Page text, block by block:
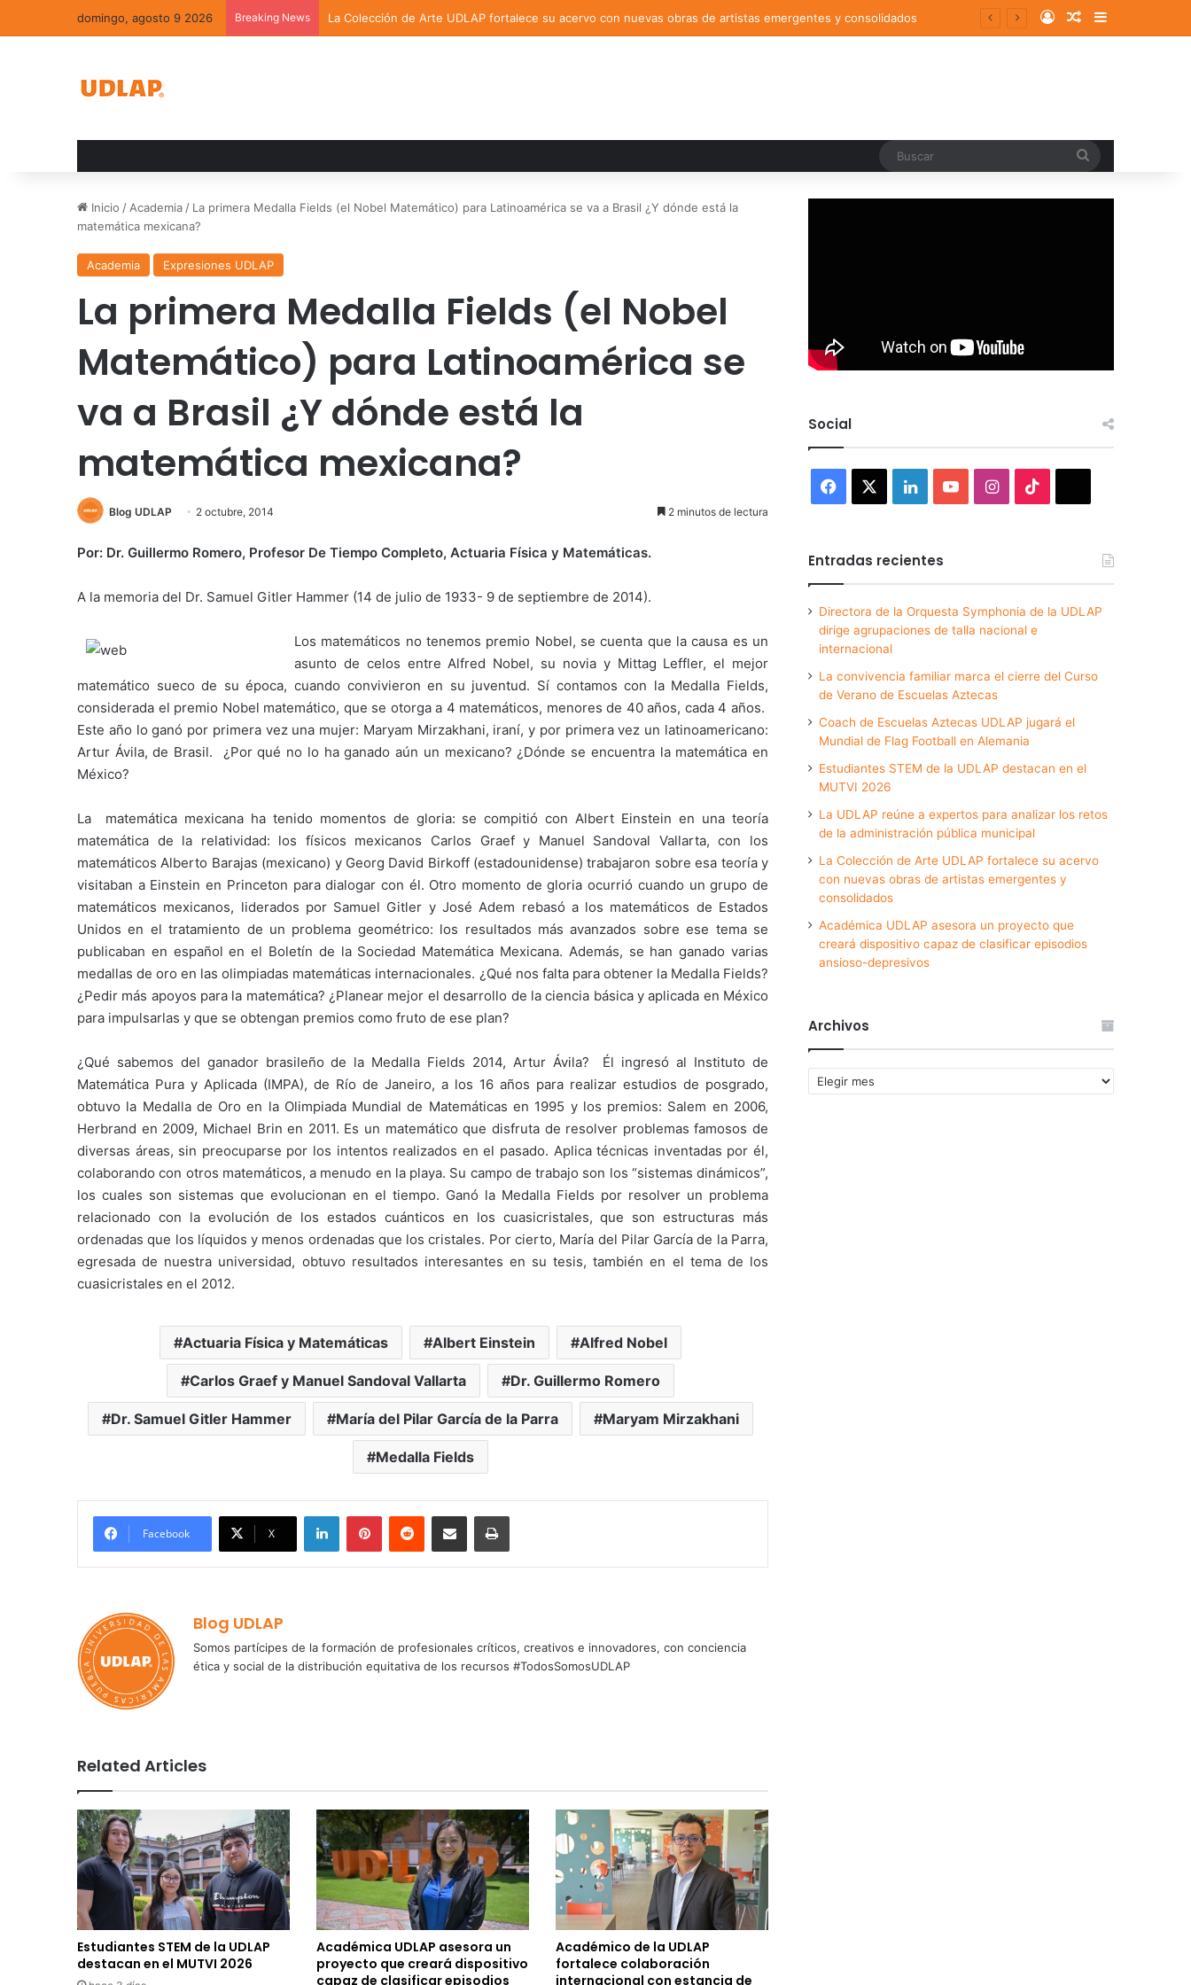
domingo, agosto 9 2026 Breaking News La Colección de Arte UDLAP fortalece su acervo con nuevas obras de artistas emergentes y consolidados Log InRandom Article
Sidebar
Inicio / Academia / La primera Medalla Fields (el Nobel Matemático) para Latinoamérica se va a Brasil ¿Y dónde está la
matemática mexicana?
Academia Expresiones UDLAP
La primera Medalla Fields (el Nobel
Matemático) para Latinoamérica se
va a Brasil ¿Y dónde está la
matemática mexicana?
Blog UDLAP 2 octubre, 2014 2 minutos de lectura
Por: Dr. Guillermo Romero, Profesor De Tiempo Completo, Actuaria Física y Matemáticas.
A la memoria del Dr. Samuel Gitler Hammer (14 de julio de 1933- 9 de septiembre de 2014).
Los matemáticos no tenemos premio Nobel, se cuenta que la causa es un
asunto de celos entre Alfred Nobel, su novia y Mittag Leffler, el mejor
matemático sueco de su época, cuando convivieron en su juventud. Sí contamos con la Medalla Fields,
considerada el premio Nobel matemático, que se otorga a 4 matemáticos, menores de 40 años, cada 4 años.
Este año lo ganó por primera vez una mujer: Maryam Mirzakhani, iraní, y por primera vez un latinoamericano:
Artur Ávila, de Brasil. ¿Por qué no lo ha ganado aún un mexicano? ¿Dónde se encuentra la matemática en
México?
La matemática mexicana ha tenido momentos de gloria: se compitió con Albert Einstein en una teoría
matemática de la relatividad: los físicos mexicanos Carlos Graef y Manuel Sandoval Vallarta, con los
matemáticos Alberto Barajas (mexicano) y Georg David Birkoff (estadounidense) trabajaron sobre esa teoría y
visitaban a Einstein en Princeton para dialogar con él. Otro momento de gloria ocurrió cuando un grupo de
matemáticos mexicanos, liderados por Samuel Gitler y José Adem rebasó a los matemáticos de Estados
Unidos en el tratamiento de un problema geométrico: los resultados más avanzados sobre ese tema se
publicaban en español en el Boletín de la Sociedad Matemática Mexicana. Además, se han ganado varias
medallas de oro en las olimpiadas matemáticas internacionales. ¿Qué nos falta para obtener la Medalla Fields?
¿Pedir más apoyos para la matemática? ¿Planear mejor el desarrollo de la ciencia básica y aplicada en México
para impulsarlas y que se obtengan premios como fruto de ese plan?
¿Qué sabemos del ganador brasileño de la Medalla Fields 2014, Artur Ávila? Él ingresó al Instituto de
Matemática Pura y Aplicada (IMPA), de Río de Janeiro, a los 16 años para realizar estudios de posgrado,
obtuvo la Medalla de Oro en la Olimpiada Mundial de Matemáticas en 1995 y los premios: Salem en 2006,
Herbrand en 2009, Michael Brin en 2011. Es un matemático que disfruta de resolver problemas famosos de
diversas áreas, sin preocuparse por los intentos realizados en el pasado. Aplica técnicas inventadas por él,
colaborando con otros matemáticos, a menudo en la playa. Su campo de trabajo son los “sistemas dinámicos”,
los cuales son sistemas que evolucionan en el tiempo. Ganó la Medalla Fields por resolver un problema
relacionado con la evolución de los estados cuánticos en los cuasicristales, que son estructuras más
ordenadas que los líquidos y menos ordenadas que los cristales. Por cierto, María del Pilar García de la Parra,
egresada de nuestra universidad, obtuvo resultados interesantes en su tesis, también en el tema de los
cuasicristales en el 2012.
Actuaria Física y Matemáticas Albert Einstein Alfred Nobel
Carlos Graef y Manuel Sandoval Vallarta Dr. Guillermo Romero
Dr. Samuel Gitler Hammer María del Pilar García de la Parra Maryam Mirzakhani
Medalla Fields
Facebook X
LinkedInPinterestReddit Share via Email Print
Blog UDLAP
Somos partícipes de la formación de profesionales críticos, creativos e innovadores, con conciencia
ética y social de la distribución equitativa de los recursos #TodosSomosUDLAP
Related Articles
Estudiantes STEM de la UDLAP
destacan en el MUTVI 2026
Académica UDLAP asesora un
proyecto que creará dispositivo
capaz de clasificar episodios
Académico de la UDLAP
fortalece colaboración
internacional con estancia de
Social
Facebook LinkedInYouTubeInstagram
Entradas recientes
Directora de la Orquesta Symphonia de la UDLAP
dirige agrupaciones de talla nacional e
internacional
La convivencia familiar marca el cierre del Curso
de Verano de Escuelas Aztecas
Coach de Escuelas Aztecas UDLAP jugará el
Mundial de Flag Football en Alemania
Estudiantes STEM de la UDLAP destacan en el
MUTVI 2026
La UDLAP reúne a expertos para analizar los retos
de la administración pública municipal
La Colección de Arte UDLAP fortalece su acervo
con nuevas obras de artistas emergentes y
consolidados
Académica UDLAP asesora un proyecto que
creará dispositivo capaz de clasificar episodios
ansioso-depresivos
Archivos
Archivos